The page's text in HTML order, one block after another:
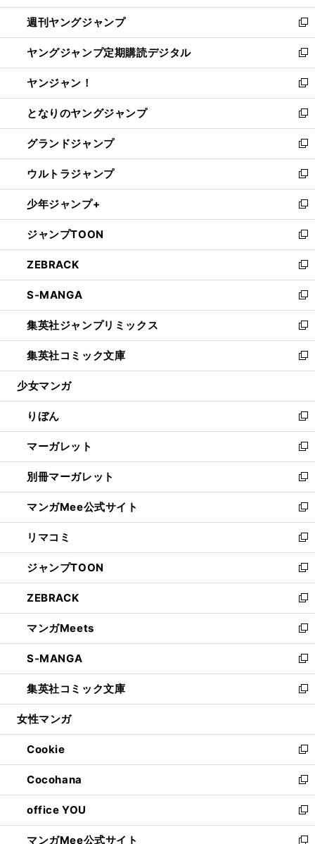
開
く
ウ
で
開
く
ン
ド
ウ
で
開
く
ウ
ィ
ン
ド
ウ
で
開
く
週刊ヤングジャンプ
新
し
い
ウ
ィ
ン
ド
ウ
で
開
く
ヤングジャンプ定期購読デジタル
新
し
い
ウ
ィ
ン
ド
ウ
で
開
く
ヤンジャン！
新
し
い
ウ
ィ
ン
ド
ウ
で
開
く
となりのヤングジャンプ
新
し
い
ウ
ィ
ン
ド
ウ
で
開
く
グランドジャンプ
新
し
い
ウ
ィ
ン
ド
ウ
で
開
く
ウルトラジャンプ
新
し
い
ウ
ィ
ン
ド
ウ
で
開
く
少年ジャンプ+
新
し
い
ウ
ィ
ン
ド
ウ
で
開
く
ジャンプTOON
新
し
い
ウ
ィ
ン
ド
ウ
で
開
ZEBRACK
新
し
い
ウ
ィ
ン
ド
ウ
開
く
S-MANGA
新
し
い
ウ
ィ
ン
ウ
で
開
く
集英社ジャンプリミックス
新
し
い
ウ
ン
ド
ウ
で
開
く
集英社コミック文庫
新
し
ウ
ィ
ン
ド
ウ
で
開
く
少女マンガ
りぼん
新
し
い
ウ
ィ
ン
ド
ウ
で
開
く
マーガレット
新
し
い
ウ
ィ
ン
ド
ウ
で
開
く
別冊マーガレット
新
し
い
ウ
ィ
ン
ド
ウ
で
開
く
マンガMee公式サイト
新
し
い
ウ
ィ
ン
ド
ウ
で
開
く
リマコミ
新
し
い
ウ
ィ
ン
ド
ウ
で
開
く
ジャンプTOON
新
し
い
ウ
ィ
ン
ド
ウ
で
開
ZEBRACK
新
し
い
ウ
ィ
ン
ド
ウ
開
く
マンガMeets
新
し
い
ウ
ィ
ン
ウ
で
開
く
S-MANGA
新
し
い
ウ
ン
ド
ウ
で
開
く
集英社コミック文庫
新
し
ウ
ィ
ン
ド
ウ
で
開
く
女性マンガ
Cookie
新
し
い
ウ
ィ
ン
ド
Cocohana
新
し
い
ウ
office YOU
新
し
マンガMee公式サイト